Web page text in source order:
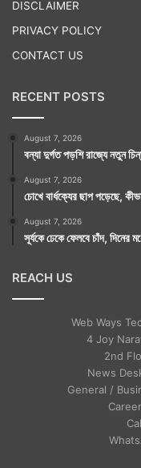
DISCLAIMER
PRIVACY POLICY
CONTACT US
RECENT POSTS
August 7, 2026
বন্যা দুর্গত পড়শি রাজ্যে নতুন
August 7, 2026
চোখে বার্ধক্যের ছাপ পড়েছে,
August 7, 2026
সূর্যকে ঢেকে ফেলবে চাঁদ, দিনের
REACH US
Web Ways
4 Joy
2nd
News
General /